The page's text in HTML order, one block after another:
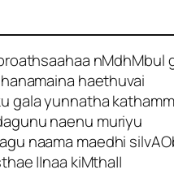
nMdhMbul
haethuvai
gala yunnatha
naenu muriyu
naama maedhi
||naa kiMtha||